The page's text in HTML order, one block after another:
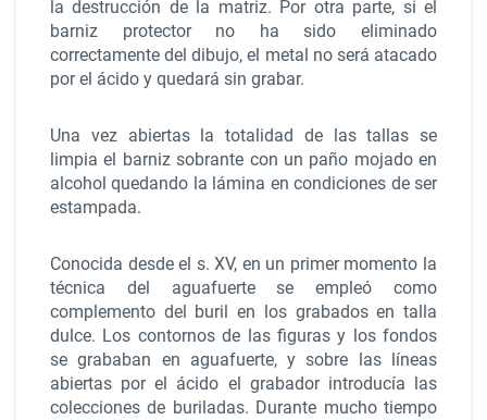
la destrucción de la matriz. Por otra parte, si el
barniz protector no ha sido eliminado
correctamente del dibujo, el metal no será atacado
por el ácido y quedará sin grabar.
Una vez abiertas la totalidad de las tallas se
limpia el barniz sobrante con un paño mojado en
alcohol quedando la lámina en condiciones de ser
estampada.
Conocida desde el s. XV, en un primer momento la
técnica del aguafuerte se empleó como
complemento del buril en los grabados en talla
dulce. Los contornos de las figuras y los fondos
se grababan en aguafuerte, y sobre las líneas
abiertas por el ácido el grabador introducía las
colecciones de buriladas. Durante mucho tiempo